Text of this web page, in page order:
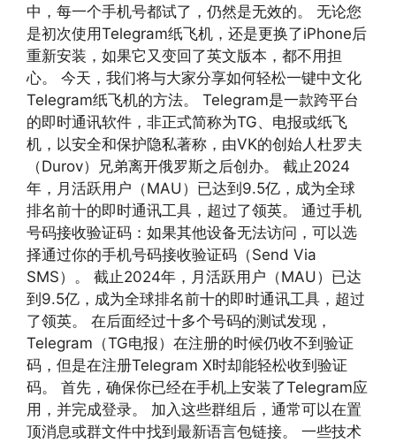
中，每一个手机号都试了，仍然是无效的。 无论您
是初次使用Telegram纸飞机，还是更换了iPhone后
重新安装，如果它又变回了英文版本，都不用担
心。 今天，我们将与大家分享如何轻松一键中文化
Telegram纸飞机的方法。 Telegram是一款跨平台
的即时通讯软件，非正式简称为TG、电报或纸飞
机，以安全和保护隐私著称，由VK的创始人杜罗夫
（Durov）兄弟离开俄罗斯之后创办。 截止2024
年，月活跃用户（MAU）已达到9.5亿，成为全球
排名前十的即时通讯工具，超过了领英。 通过手机
号码接收验证码：如果其他设备无法访问，可以选
择通过你的手机号码接收验证码（Send Via
SMS）。 截止2024年，月活跃用户（MAU）已达
到9.5亿，成为全球排名前十的即时通讯工具，超过
了领英。 在后面经过十多个号码的测试发现，
Telegram（TG电报）在注册的时候仍收不到验证
码，但是在注册Telegram X时却能轻松收到验证
码。 首先，确保你已经在手机上安装了Telegram应
用，并完成登录。 加入这些群组后，通常可以在置
顶消息或群文件中找到最新语言包链接。 一些技术